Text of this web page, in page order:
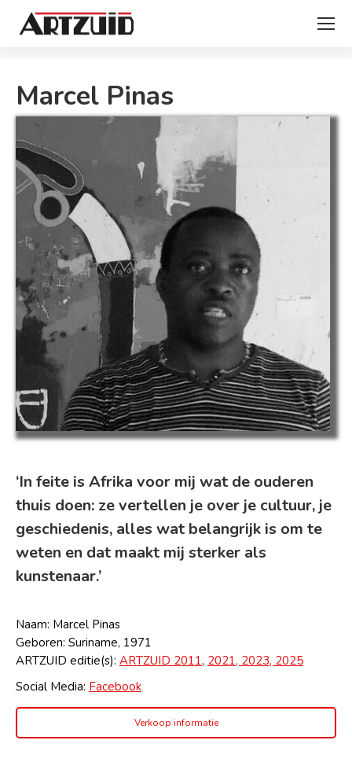
Marcel Pinas
‘In feite is Afrika voor mij wat de ouderen
thuis doen: ze vertellen je over je cultuur, je
geschiedenis, alles wat belangrijk is om te
weten en dat maakt mij sterker als
kunstenaar.’
Naam: Marcel Pinas
Geboren: Suriname, 1971
ARTZUID editie(s): ARTZUID 2011, 2021, 2023, 2025
Social Media: Facebook
Verkoop informatie